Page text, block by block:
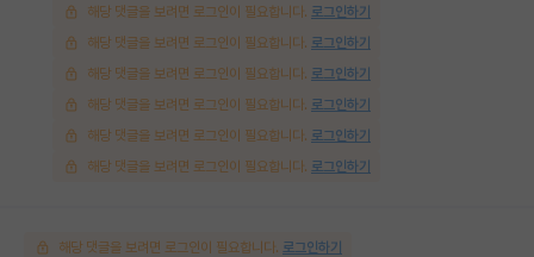
해당 댓글을 보려면 로그인이 필요합니다. 로그인하기
해당 댓글을 보려면 로그인이 필요합니다. 로그인하기
해당 댓글을 보려면 로그인이 필요합니다. 로그인하기
해당 댓글을 보려면 로그인이 필요합니다. 로그인하기
해당 댓글을 보려면 로그인이 필요합니다. 로그인하기
해당 댓글을 보려면 로그인이 필요합니다. 로그인하기
해당 댓글을 보려면 로그인이 필요합니다. 로그인하기